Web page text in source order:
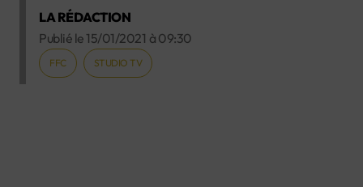
LA RÉDACTION
Publié le 15/01/2021 à 09:30
FFC STUDIO TV